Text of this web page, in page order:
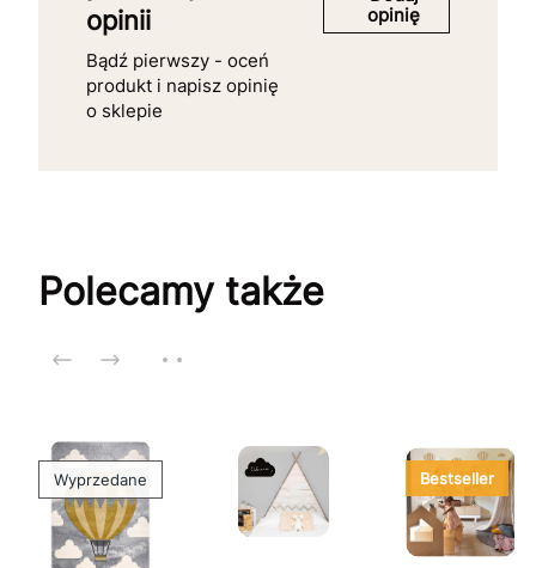
opinii
Bądź pierwszy - oceń
produkt i napisz opinię
o sklepie
opinię
Polecamy także
Wyprzedane Bestseller